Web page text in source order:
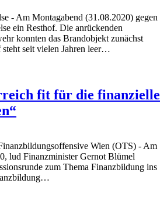
- Am Montagabend (31.08.2020) gegen
ein Resthof. Die anrückenden
konnten das Brandobjekt zunächst
seit vielen Jahren leer…
fit für die finanzielle
Wien (OTS) - Am
lud Finanzminister Gernot Blümel
zum Thema Finanzbildung ins
…